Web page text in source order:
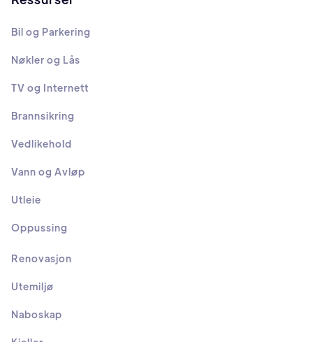
Bil og Parkering
Nøkler og Lås
TV og Internett
Brannsikring
Vedlikehold
Vann og Avløp
Utleie
Oppussing
Renovasjon
Utemiljø
Naboskap